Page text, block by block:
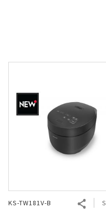
KS-TW181V-B